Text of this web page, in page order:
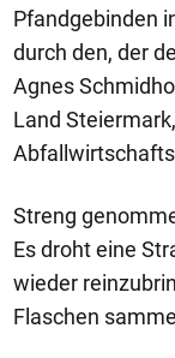
Pfandgebinden
durch den, der
Agnes
Land
Streng
Es droht eine
wieder
Flaschen